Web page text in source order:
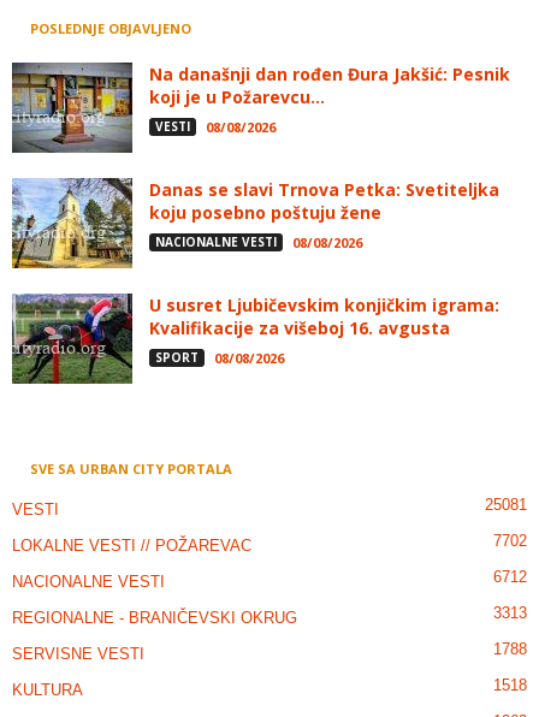
POSLEDNJE OBJAVLJENO
Na današnji dan rođen Đura Jakšić: Pesnik
koji je u Požarevcu...
VESTI 08/08/2026
Danas se slavi Trnova Petka: Svetiteljka
koju posebno poštuju žene
NACIONALNE VESTI 08/08/2026
U susret Ljubičevskim konjičkim igrama:
Kvalifikacije za višeboj 16. avgusta
SPORT 08/08/2026
SVE SA URBAN CITY PORTALA
VESTI 25081
LOKALNE VESTI // POŽAREVAC 7702
NACIONALNE VESTI 6712
REGIONALNE - BRANIČEVSKI OKRUG 3313
SERVISNE VESTI 1788
KULTURA
1518